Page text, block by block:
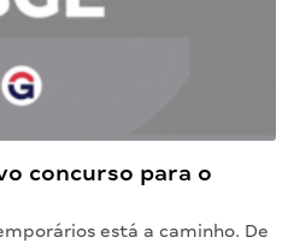
concurso para o
está a caminho. De